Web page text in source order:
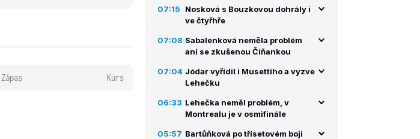
Zápas Kurs
07:15
Nosková s Bouzkovou dohrály i
ve čtyřhře
07:08 Sabalenková neměla problém
ani se zkušenou Číňankou
07:04 Jódar vyřídil i Musettiho a vyzve
Lehečku
06:33 Lehečka neměl problém, v
Montrealu je v osmifinále
05:57 Bartůňková po třísetovém boji